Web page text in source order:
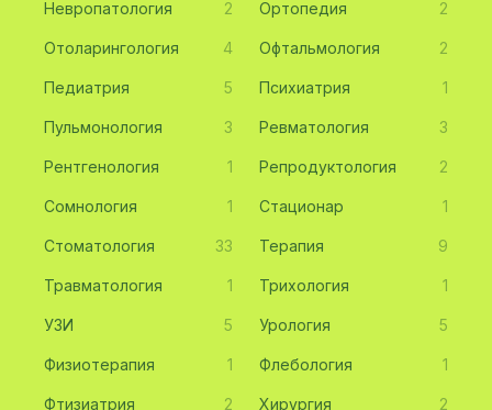
Невропатология 2 Ортопедия 2
Отоларингология 4 Офтальмология 2
Педиатрия 5 Психиатрия 1
Пульмонология 3 Ревматология 3
Рентгенология 1 Репродуктология 2
Сомнология 1 Стационар 1
Стоматология 33 Терапия 9
Травматология 1 Трихология 1
УЗИ 5 Урология 5
Физиотерапия 1 Флебология 1
Фтизиатрия 2 Хирургия 2